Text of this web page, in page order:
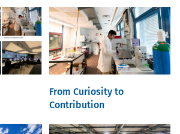
From Curiosity to
Contribution